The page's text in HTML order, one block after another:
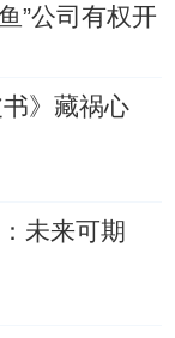
鱼”公司有权开
》藏祸心
未来可期